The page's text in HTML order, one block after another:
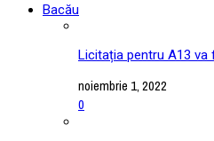
Bacău
Licitația pentru A13 va
noiembrie 1, 2022
0